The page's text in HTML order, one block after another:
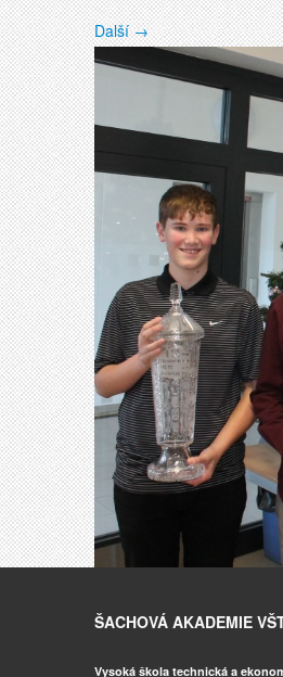
Další→
ŠACHOVÁ AKADEMIE
Vysoká škola technická a